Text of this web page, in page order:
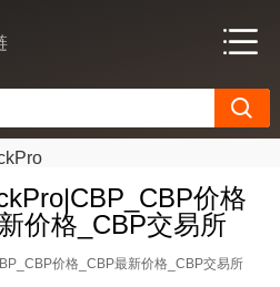
价格
新价格_CBP交易所
价格_CBP最新价格_CBP交易所